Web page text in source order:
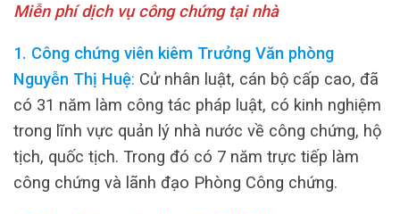
Miễn phí dịch vụ công chứng tại nhà
1. Công chứng viên kiêm Trưởng Văn phòng
Nguyễn Thị Huệ: Cử nhân luật, cán bộ cấp cao, đã
có 31 năm làm công tác pháp luật, có kinh nghiệm
trong lĩnh vực quản lý nhà nước về công chứng, hộ
tịch, quốc tịch. Trong đó có 7 năm trực tiếp làm
công chứng và lãnh đạo Phòng Công chứng.